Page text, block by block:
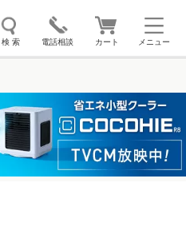
メニュー
検 索 電話相談 カート
ここひえ 枕
補聴器 マイキュット
オーラルスマイル